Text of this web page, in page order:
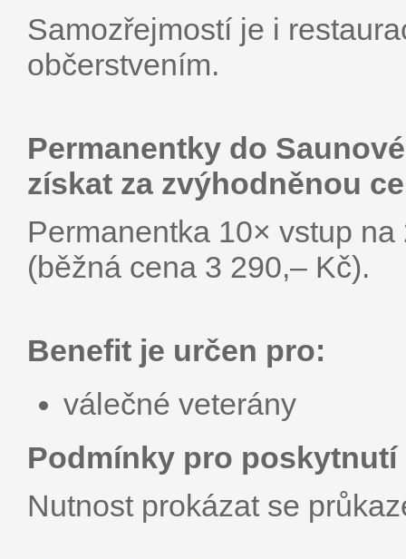
Samozřejmostí je i
občerstvením.
Permanentky do
získat za zvýhodněnou
Permanentka 10× vstup
(běžná cena 3 290,– Kč).
Benefit je určen pro:
válečné veterány
Podmínky pro poskytnutí
Nutnost prokázat se